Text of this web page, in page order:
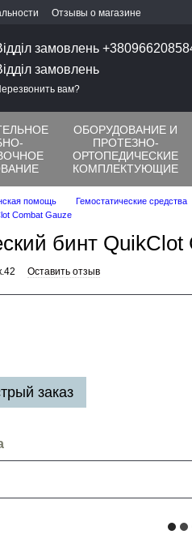
Отзывы о магазине
замовлень
замовлень
вам?
ОБОРУДОВАНИЕ И
ПРОТЕЗНО-
ОРТОПЕДИЧЕСКИЕ
КОМПЛЕКТУЮЩИЕ
помощь Гемостатические средства
Combat Gauze
бинт
Оставить отзыв
заказ